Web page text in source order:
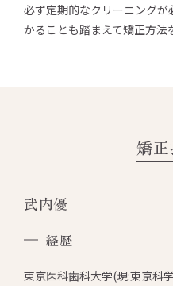
必ず定期的なクリーニング
かることも踏まえて矯正方法
矯
武内優
経歴
東京医科歯科大学(現:東京科